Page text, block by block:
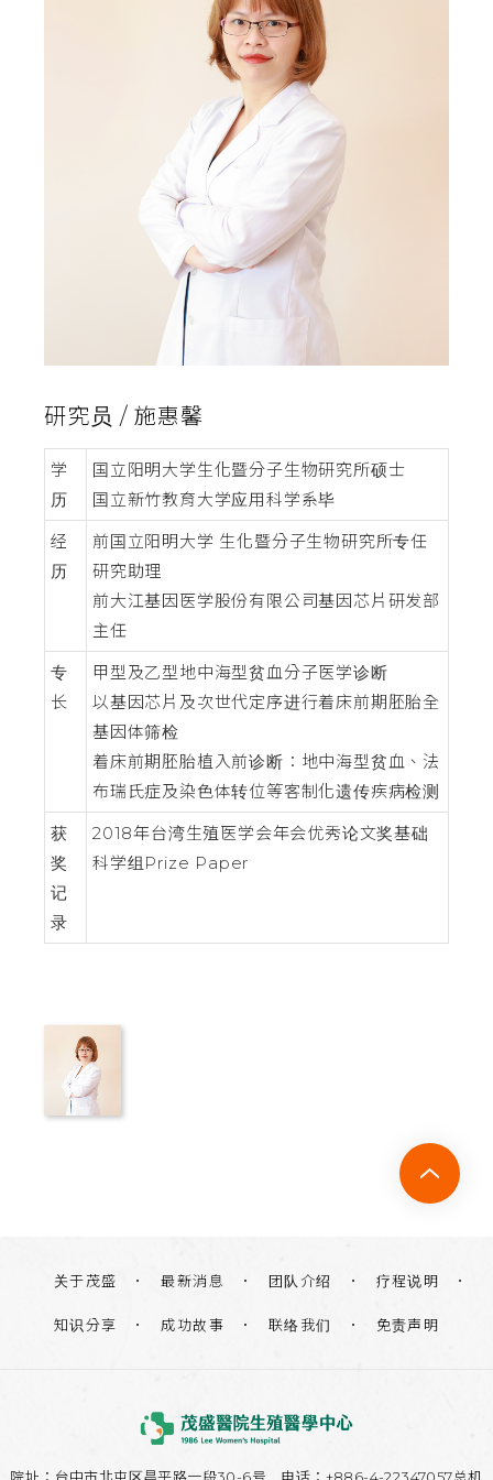
研究员 / 施惠馨
学
历
国立阳明大学生化暨分子生物研究所硕士
国立新竹教育大学应用科学系毕
经
历
前国立阳明大学 生化暨分子生物研究所专任
研究助理
前大江基因医学股份有限公司基因芯片研发部
主任
专
长
甲型及乙型地中海型贫血分子医学诊断
以基因芯片及次世代定序进行着床前期胚胎全
基因体筛检
着床前期胚胎植入前诊断：地中海型贫血、法
布瑞氏症及染色体转位等客制化遗传疾病检测
获
奖
记
录
2018年台湾生殖医学会年会优秀论文奖基础
科学组Prize Paper
关于茂盛 最新消息 团队介绍 疗程说明
知识分享 成功故事 联络我们 免责声明